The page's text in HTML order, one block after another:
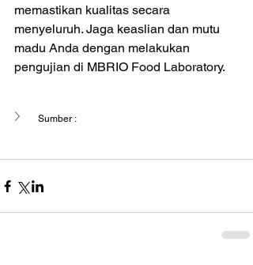
memastikan kualitas secara
menyeluruh. Jaga keaslian dan mutu
madu Anda dengan melakukan
pengujian di MBRIO Food Laboratory.
Sumber :